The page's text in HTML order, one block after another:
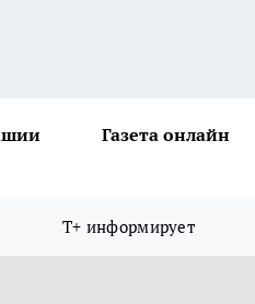
Газета онлайн
Т+ информирует